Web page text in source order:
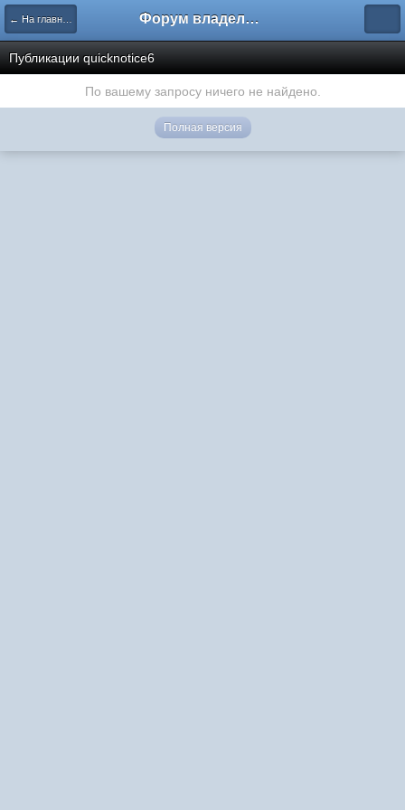
← На главную Форум владельцев интернет-магазинов
Публикации quicknotice6
По вашему запросу ничего не найдено.
Полная версия